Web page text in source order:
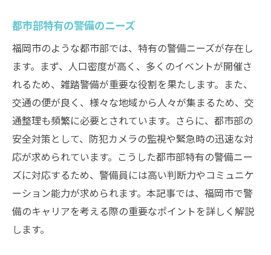
都市部特有の警備のニーズ
福岡市のような都市部では、特有の警備ニーズが存在し
ます。まず、人口密度が高く、多くのイベントが開催さ
れるため、雑踏警備が重要な役割を果たします。また、
交通の便が良く、様々な地域から人々が集まるため、交
通整理も頻繁に必要とされています。さらに、都市部の
安全対策として、防犯カメラの監視や緊急時の迅速な対
応が求められています。こうした都市部特有の警備ニー
ズに対応するため、警備員には高い判断力やコミュニケ
ーション能力が求められます。本記事では、福岡市で警
備のキャリアを考える際の重要なポイントを詳しく解説
します。